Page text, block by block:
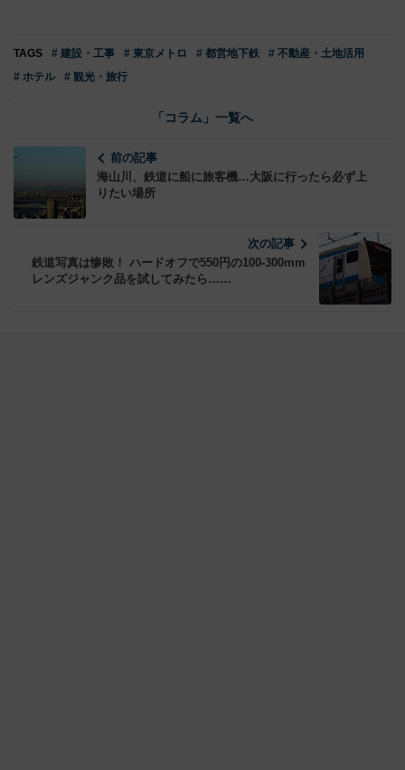
TAGS # 建設・工事 # 東京メトロ # 都営地下鉄
# 不動産・土地活用
# ホテル
# 観光・旅行
「コラム」一覧へ
前の記事
海山川、鉄道に船に旅客機…大阪に行ったら必ず上
りたい場所
次の記事
鉄道写真は惨敗！ ハードオフで550円の100-300mm
レンズジャンク品を試してみたら……